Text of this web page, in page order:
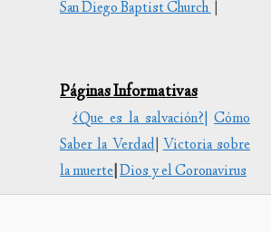
San Diego Baptist Church
Páginas Informativas
¿Que es la salvación?| Cómo
Saber la Verdad|Victoria sobre
la muerte Dios y el Coronavirus